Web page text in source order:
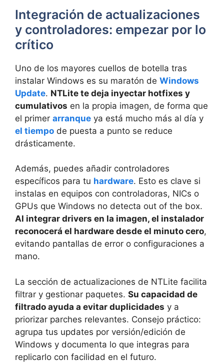
Integración de actualizaciones
y controladores: empezar por lo
crítico
Uno de los mayores cuellos de botella tras
instalar Windows es su maratón de Windows
Update. NTLite te deja inyectar hotfixes y
cumulativos en la propia imagen, de forma que
el primer arranque ya está mucho más al día y
el tiempo de puesta a punto se reduce
drásticamente.
Además, puedes añadir controladores
específicos para tu hardware. Esto es clave si
instalas en equipos con controladoras, NICs o
GPUs que Windows no detecta out of the box.
Al integrar drivers en la imagen, el instalador
reconocerá el hardware desde el minuto cero,
evitando pantallas de error o configuraciones a
mano.
La sección de actualizaciones de NTLite facilita
filtrar y gestionar paquetes. Su capacidad de
filtrado ayuda a evitar duplicidades y a
priorizar parches relevantes. Consejo práctico:
agrupa tus updates por versión/edición de
Windows y documenta lo que integras para
replicarlo con facilidad en el futuro.